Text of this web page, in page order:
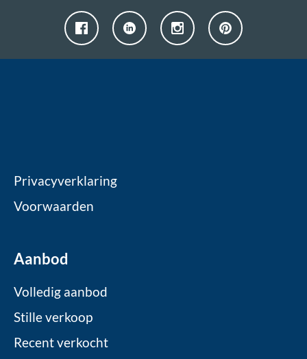
Privacyverklaring
Voorwaarden
Aanbod
Volledig aanbod
Stille verkoop
Recent verkocht